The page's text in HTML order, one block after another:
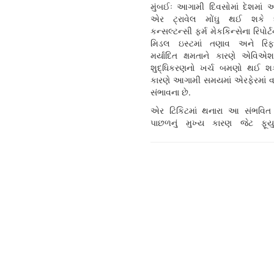
મુંબઈઃ આગામી દિવસોમાં દેશમાં
એર ટ્રાવેલ મોંઘુ થઈ શકે
કન્સલ્ટન્સી ફર્મ મેકકિન્સેના
મિડલ ઇસ્ટમાં તણાવ અને
મર્યાદિત ક્ષમતાને કારણે
શુદ્ધિકરણનો ખર્ચ બમણો થઈ
કારણે આગામી સમયમાં એરફેરમાં
સંભાવના છે.
એર ટિકિટમાં થનારા આ સંભવિત
પાછળનું મુખ્ય કારણ જેટ